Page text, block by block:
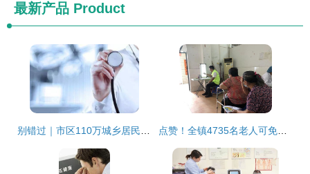
最新产品 Product